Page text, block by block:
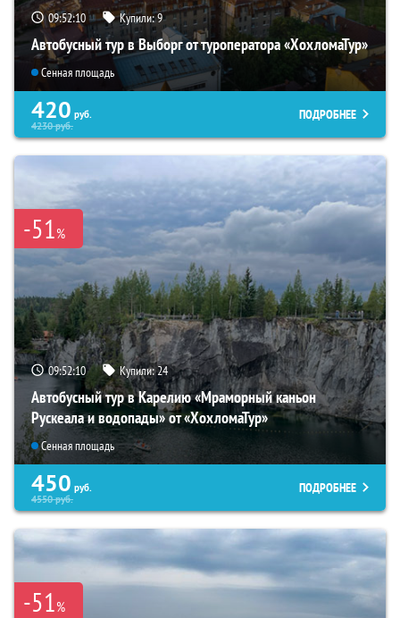
09:52:08 Купили:9
Автобусный тур в Выборг от туроператора «ХохломаТур»
Сенная площадь
420 руб.
4230руб.
ПОДРОБНЕЕ
-51%
09:52:08 Купили:24
Автобусный тур в Карелию «Мраморный каньон
Рускеала и водопады» от «ХохломаТур»
Сенная площадь
450 руб.
4550руб.
ПОДРОБНЕЕ
-51%